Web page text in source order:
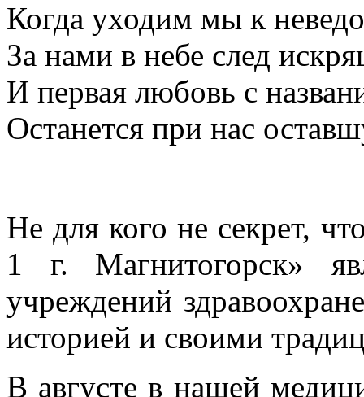
Когда уходим мы к
За нами в небе след
И первая любовь с
Останется при нас
Не для кого не секрет,
1 г. Магнитогорск»
учреждений
историей и своими
В августе в нашей